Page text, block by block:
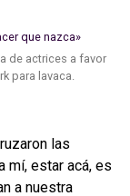
de actrices a favor
para lavaca.
las
mí, estar acá, es
a nuestra